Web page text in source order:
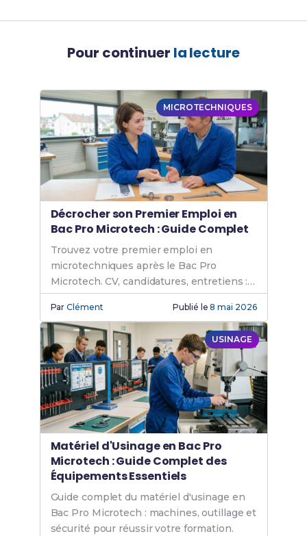
Pour continuer la lecture
MICROTECHNIQUES
Décrocher son Premier Emploi en
Bac Pro Microtech : Guide Complet
Trouvez votre premier emploi en
microtechniques après le Bac Pro
Microtech. CV, candidatures, entretiens :
tous nos conseils pratiques.
ParClément Publié le8 mai 2026
USINAGE
Matériel d'Usinage en Bac Pro
Microtech : Guide Complet des
Équipements Essentiels
Guide complet du matériel d'usinage en
Bac Pro Microtech : machines, outillage et
sécurité pour réussir votre formation.